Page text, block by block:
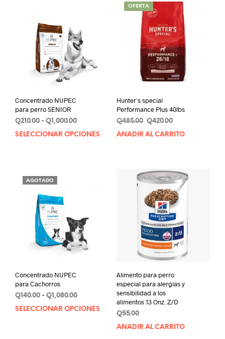
Concentrado NUPEC
para perro SENIOR
Q210.00 - Q 1,000.00Rango
de
SELECCIONAR OPCIONES
Este
variantes.
producto
OFERTA
Hunter´s special
Performance Plus 40lbs
Q485.00 Original
price
Q420.00Current
price
AÑADIR AL CARRITO
AGOTADO
Concentrado NUPEC
para Cachorros
Q 140.00 - Q 1,080.00Rango
de
SELECCIONAR OPCIONES
Este
tiene
Alimento para perro
especial para alergias y
sensibilidad a los
alimentos 13 Onz. Z/D
Q55.00
AÑADIR AL CARRITO